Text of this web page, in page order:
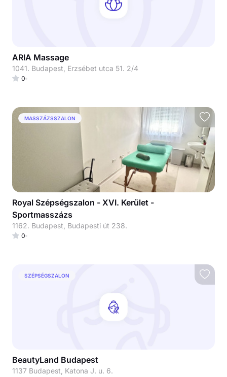
ARIA Massage
1041. Budapest, Erzsébet utca 51. 2/4
0
MASSZÁZSSZALON
Royal Szépségszalon - XVI. Kerület -
Sportmasszázs
1162. Budapest, Budapesti út 238.
0
SZÉPSÉGSZALON
BeautyLand Budapest
1137 Budapest, Katona J. u. 6.